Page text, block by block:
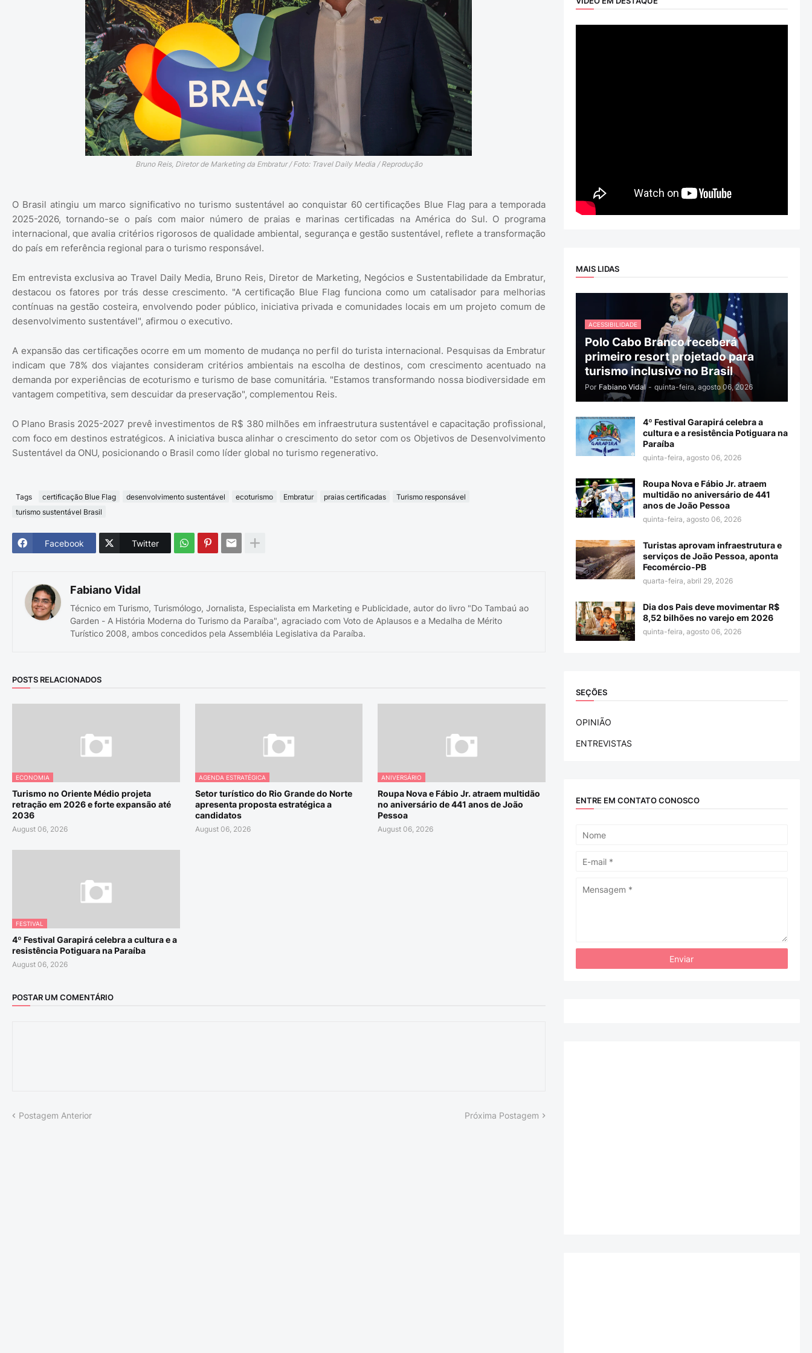
Bruno Reis, Diretor de Marketing da Embratur / Foto: Travel Daily Media / Reprodução
O Brasil atingiu um marco significativo no turismo sustentável ao conquistar 60 certificações Blue Flag para a temporada
2025-2026, tornando-se o país com maior número de praias e marinas certificadas na América do Sul. O programa
internacional, que avalia critérios rigorosos de qualidade ambiental, segurança e gestão sustentável, reflete a transformação
do país em referência regional para o turismo responsável.
Em entrevista exclusiva ao Travel Daily Media, Bruno Reis, Diretor de Marketing, Negócios e Sustentabilidade da Embratur,
destacou os fatores por trás desse crescimento. "A certificação Blue Flag funciona como um catalisador para melhorias
contínuas na gestão costeira, envolvendo poder público, iniciativa privada e comunidades locais em um projeto comum de
desenvolvimento sustentável", afirmou o executivo.
A expansão das certificações ocorre em um momento de mudança no perfil do turista internacional. Pesquisas da Embratur
indicam que 78% dos viajantes consideram critérios ambientais na escolha de destinos, com crescimento acentuado na
demanda por experiências de ecoturismo e turismo de base comunitária. "Estamos transformando nossa biodiversidade em
vantagem competitiva, sem descuidar da preservação", complementou Reis.
O Plano Brasis 2025-2027 prevê investimentos de R$ 380 milhões em infraestrutura sustentável e capacitação profissional,
com foco em destinos estratégicos. A iniciativa busca alinhar o crescimento do setor com os Objetivos de Desenvolvimento
Sustentável da ONU, posicionando o Brasil como líder global no turismo regenerativo.
Tags certificação Blue Flag desenvolvimento sustentável ecoturismo Embratur praias certificadas
Turismo responsável
turismo sustentável Brasil
Facebook Twitter
Fabiano Vidal
Técnico em Turismo, Turismólogo, Jornalista, Especialista em Marketing e Publicidade, autor do livro "Do Tambaú ao
Garden - A História Moderna do Turismo da Paraíba", agraciado com Voto de Aplausos e a Medalha de Mérito
Turístico 2008, ambos concedidos pela Assembléia Legislativa da Paraíba.
POSTS RELACIONADOS
ECONOMIA
Turismo no Oriente Médio projeta
retração em 2026 e forte expansão até
2036
August 06, 2026
AGENDA ESTRATÉGICA
Setor turístico do Rio Grande do Norte
apresenta proposta estratégica a
candidatos
August 06, 2026
ANIVERSÁRIO
Roupa Nova e Fábio Jr. atraem multidão
no aniversário de 441 anos de João
Pessoa
August 06, 2026
FESTIVAL
4º Festival Garapirá celebra a cultura e a
resistência Potiguara na Paraíba
August 06, 2026
POSTAR UM COMENTÁRIO
Postagem Anterior Próxima Postagem
MAIS LIDAS
ACESSIBILIDADE
Polo Cabo Branco receberá
primeiro resort projetado para
turismo inclusivo no Brasil
Por Fabiano Vidal - quinta-feira, agosto 06, 2026
4º Festival Garapirá celebra a
cultura e a resistência Potiguara na
Paraíba
quinta-feira, agosto 06, 2026
Roupa Nova e Fábio Jr. atraem
multidão no aniversário de 441
anos de João Pessoa
quinta-feira, agosto 06, 2026
Turistas aprovam infraestrutura e
serviços de João Pessoa, aponta
Fecomércio-PB
quarta-feira, abril 29, 2026
Dia dos Pais deve movimentar R$
8,52 bilhões no varejo em 2026
quinta-feira, agosto 06, 2026
SEÇÕES
OPINIÃO
ENTREVISTAS
ENTRE EM CONTATO CONOSCO